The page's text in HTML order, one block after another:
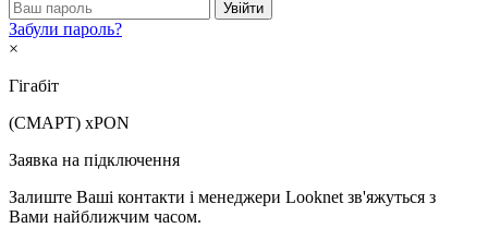
Увійти
Забули пароль?
×
Гігабіт
(СМАРТ) xPON
Заявка на підключення
Залиште Ваші контакти і менеджери Looknet зв'яжуться з
Вами найближчим часом.